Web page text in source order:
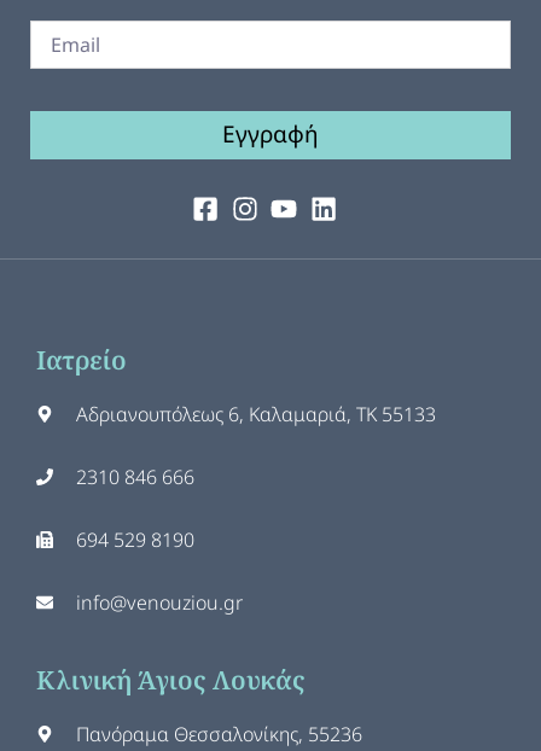
Εγγραφή
Ιατρείο
Αδριανουπόλεως 6, Καλαμαριά, ΤΚ 55133
2310 846 666
694 529 8190
info@venouziou.gr
Κλινική Άγιος Λουκάς
Πανόραμα Θεσσαλονίκης, 55236